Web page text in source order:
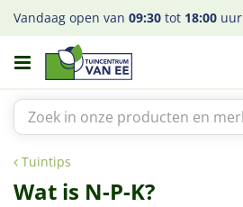
a
Tuintips
Vandaag open van 09:30 tot 18:00 uur
Wat is N-P-K?